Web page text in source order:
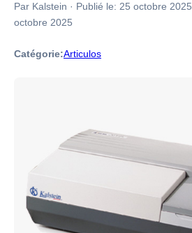
Par Kalstein · Publié le: 25 octobre 2025
octobre 2025
Catégorie:Articulos